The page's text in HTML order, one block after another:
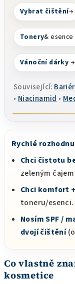
Vybrat čištění→
Tonery& esence
Vánoční dárky →
Související:
• Niacinamid •
Rychlé
Chci čistotu
zeleným
Chci komfort
toneru/esenci.
Nosím SPF /
dvojí čištění
Co vlastně
kosmetice